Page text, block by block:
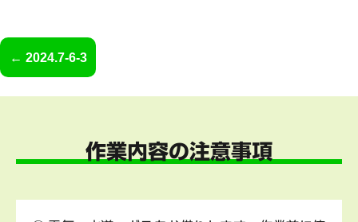
2024.7-6-3
作業内容の注意事項